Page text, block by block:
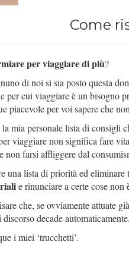
Come
per viaggiare di più?
di noi si sia posto questa
per cui viaggiare è un bisogno
piacevole per voi sapere che
mia personale lista di consigli
viaggiare non significa fare
non farsi affliggere dal
una lista di priorità ed
e rinunciare a certe cose
che, se ovviamente attuate
decade automaticamente.
i miei ‘trucchetti’.